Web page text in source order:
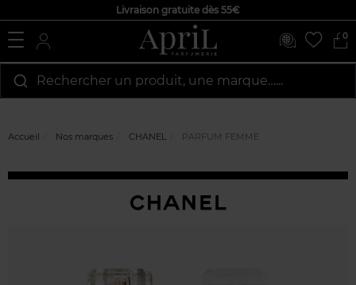
Livraison gratuite dès 55€
0
Rechercher un produit, une marque…...
Accueil Nos marques CHANEL PARFUM FEMME